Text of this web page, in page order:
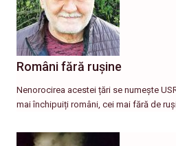
Români fără rușine
Nenorocirea acestei țări se numește
mai închipuiți români, cei mai fără de